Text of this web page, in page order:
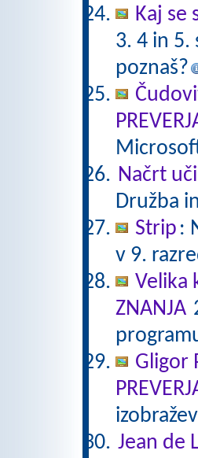
Kaj se
3. 4 in 5.
poznaš?
Načrt
Družba
Strip :
v 9.
Velika
ZNANJA
Gligor
Jean de